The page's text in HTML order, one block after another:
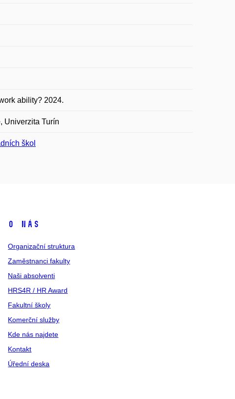
ability? 2024.
Univerzita Turín
škol
O nás
Organizační struktura
Zaměstnanci fakulty
Naši absolventi
HRS4R / HR Award
Fakultní školy
Komerční služby
Kde nás najdete
Kontakt
Úřední deska